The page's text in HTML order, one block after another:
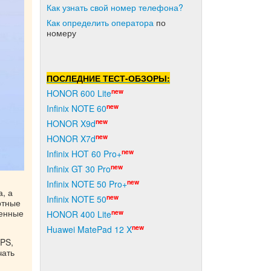
а
Как узнать свой номер телефона?
Как определить оператора по
номеру
ПОСЛЕДНИЕ ТЕСТ-ОБЗОРЫ:
HONOR 600 Litenew
Infinix NOTE 60new
HONOR X9dnew
HONOR X7dnew
Infinix HOT 60 Pro+new
Infinix GT 30 Pronew
Infinix NOTE 50 Pro+new
Infinix NOTE 50new
HONOR 400 Litenew
Huawei MatePad 12 Xnew